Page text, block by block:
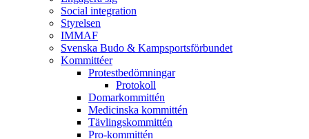
Social integration
Styrelsen
IMMAF
Svenska Budo & Kampsportsförbundet
Kommittéer
Protestbedömningar
Protokoll
Domarkommittén
Medicinska kommittén
Tävlingskommittén
Pro-kommittén